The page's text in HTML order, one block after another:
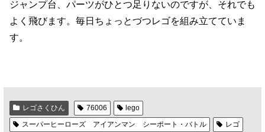
ジャンプ台、パーツがひとつ足りないのですが、それでも
よく飛びます。毎日ちょっとづつレゴを組み立てていま
す。
レゴさくひん 76006
lego
スーパーヒーローズ アイアンマン シーポート・バトル
レゴ